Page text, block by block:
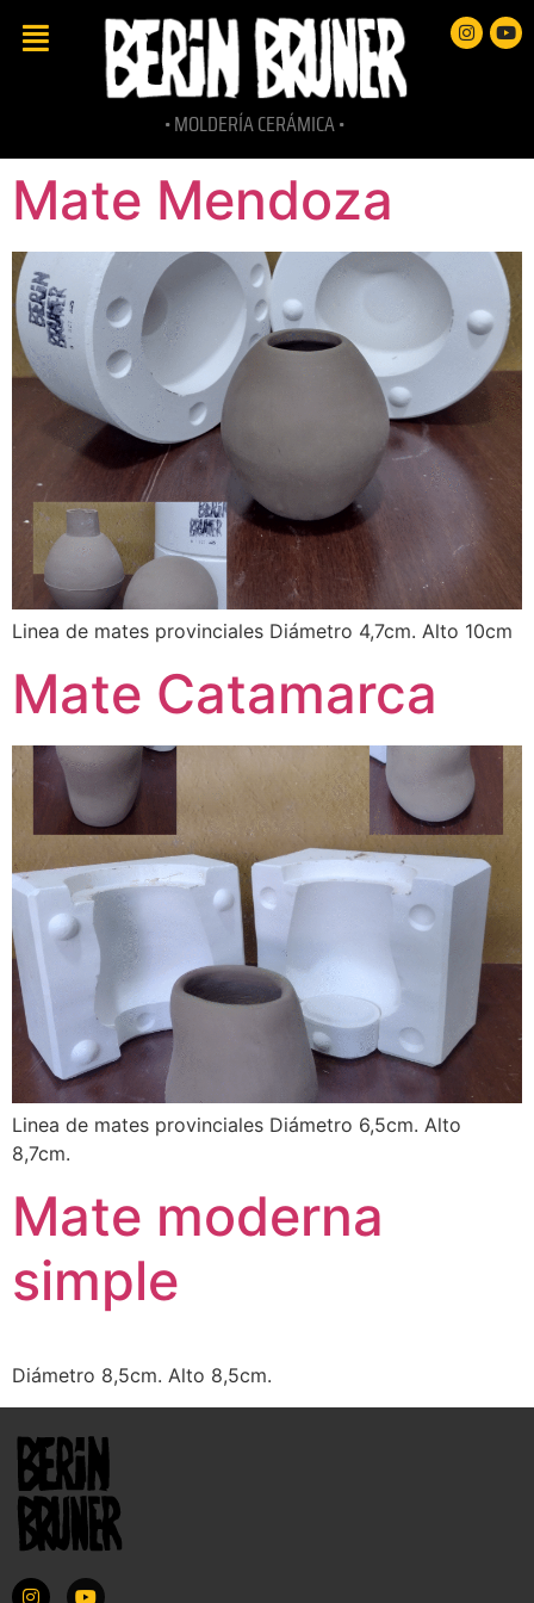
• MOLDERÍA CERÁMICA •
Mate Mendoza
Linea de mates provinciales Diámetro 4,7cm. Alto 10cm
Mate Catamarca
Linea de mates provinciales Diámetro 6,5cm. Alto
8,7cm.
Mate moderna
simple
Diámetro 8,5cm. Alto 8,5cm.